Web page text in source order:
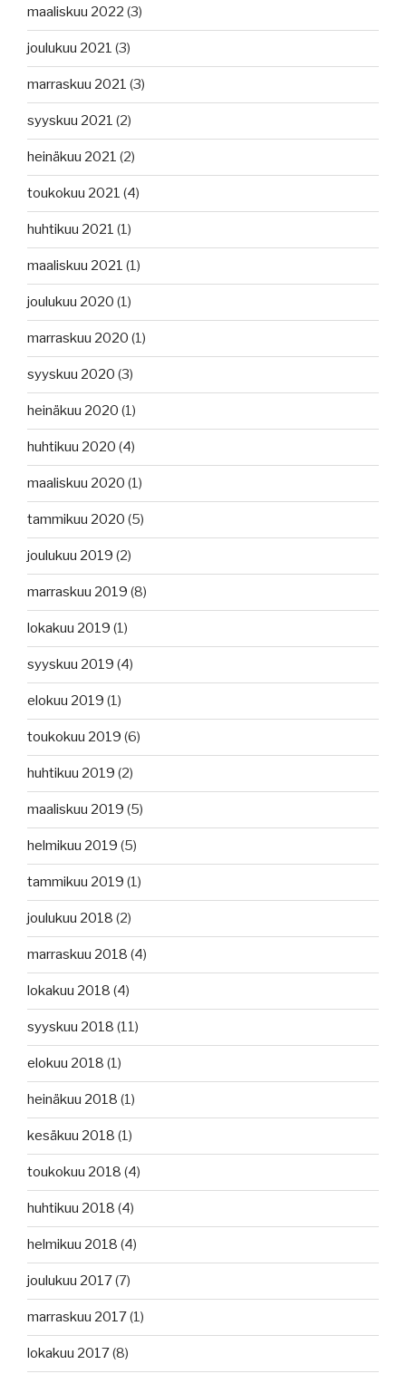
maaliskuu 2022 (3)
joulukuu 2021 (3)
marraskuu 2021 (3)
syyskuu 2021 (2)
heinäkuu 2021 (2)
toukokuu 2021 (4)
huhtikuu 2021 (1)
maaliskuu 2021 (1)
joulukuu 2020 (1)
marraskuu 2020 (1)
syyskuu 2020 (3)
heinäkuu 2020 (1)
huhtikuu 2020 (4)
maaliskuu 2020 (1)
tammikuu 2020 (5)
joulukuu 2019 (2)
marraskuu 2019 (8)
lokakuu 2019 (1)
syyskuu 2019 (4)
elokuu 2019 (1)
toukokuu 2019 (6)
huhtikuu 2019 (2)
maaliskuu 2019 (5)
helmikuu 2019 (5)
tammikuu 2019 (1)
joulukuu 2018 (2)
marraskuu 2018 (4)
lokakuu 2018 (4)
syyskuu 2018 (11)
elokuu 2018 (1)
heinäkuu 2018 (1)
kesäkuu 2018 (1)
toukokuu 2018 (4)
huhtikuu 2018 (4)
helmikuu 2018 (4)
joulukuu 2017(7)
marraskuu 2017(1)
lokakuu 2017(8)